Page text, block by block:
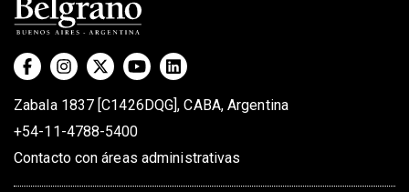
Zabala 1837 [C1426DQG], CABA, Argentina
+54-11-4788-5400
Contacto con áreas administrativas